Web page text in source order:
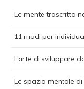
La mente trascritta
11 modi per
L’arte di sviluppare
Lo spazio mentale